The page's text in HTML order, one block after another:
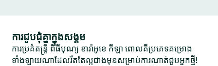
ការជួបជុំគ្នាក្នុងសង្គម
ការប្រគំតន្ត្រី ពិធីបុណ្យ ខារ៉ាអូខេ កីឡា ពោលគឺប្រភេទគម្រោង
ទាំងឡាយណាដែលរឹតតែល្អជាងមុនសម្រាប់ការណាត់ជួបអ្នកថ្មី!